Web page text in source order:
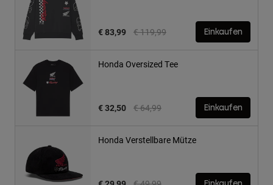
Price reduced from
€ 119,99to
€ 83,99 Einkaufen
Honda Oversized Tee
Price reduced from
€ 64,99to
€ 32,50 Einkaufen
Honda Verstellbare Mütze